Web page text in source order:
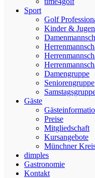
Sport
Golf
Kinder &
Damengruppe
Seniorengruppe
Gäste
Preise
Mitgliedschaft
Kursangebote
Münchner
dimples
Gastronomie
Kontakt